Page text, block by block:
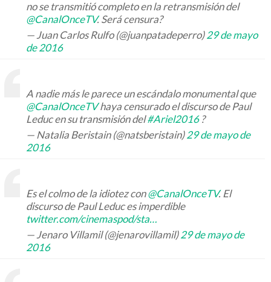
no se transmitió completo en la retransmisión del
@CanalOnceTV. Será censura?
— Juan Carlos Rulfo (@juanpatadeperro)29 de mayo
de 2016
A nadie más le parece un escándalo monumental que
@CanalOnceTVhaya censurado el discurso de Paul
Leduc en su transmisión del#Ariel2016?
— Natalia Beristain (@natsberistain)29 de mayo de
2016
Es el colmo de la idiotez con@CanalOnceTV. El
discurso de Paul Leduc es imperdible
twitter.com/cinemaspod/sta…
— Jenaro Villamil (@jenarovillamil)29 de mayo de
2016